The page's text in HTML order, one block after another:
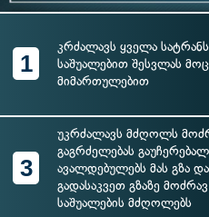
1
კრძალავს ყველა
საშუალებით შესვლას
მიმართულებით
3
უკრძალავს მძღოლს
გაგრძელებას
ავალდებულებს მას გზა
გადასაკვეთ გზაზე
საშუალების მძღოლებს